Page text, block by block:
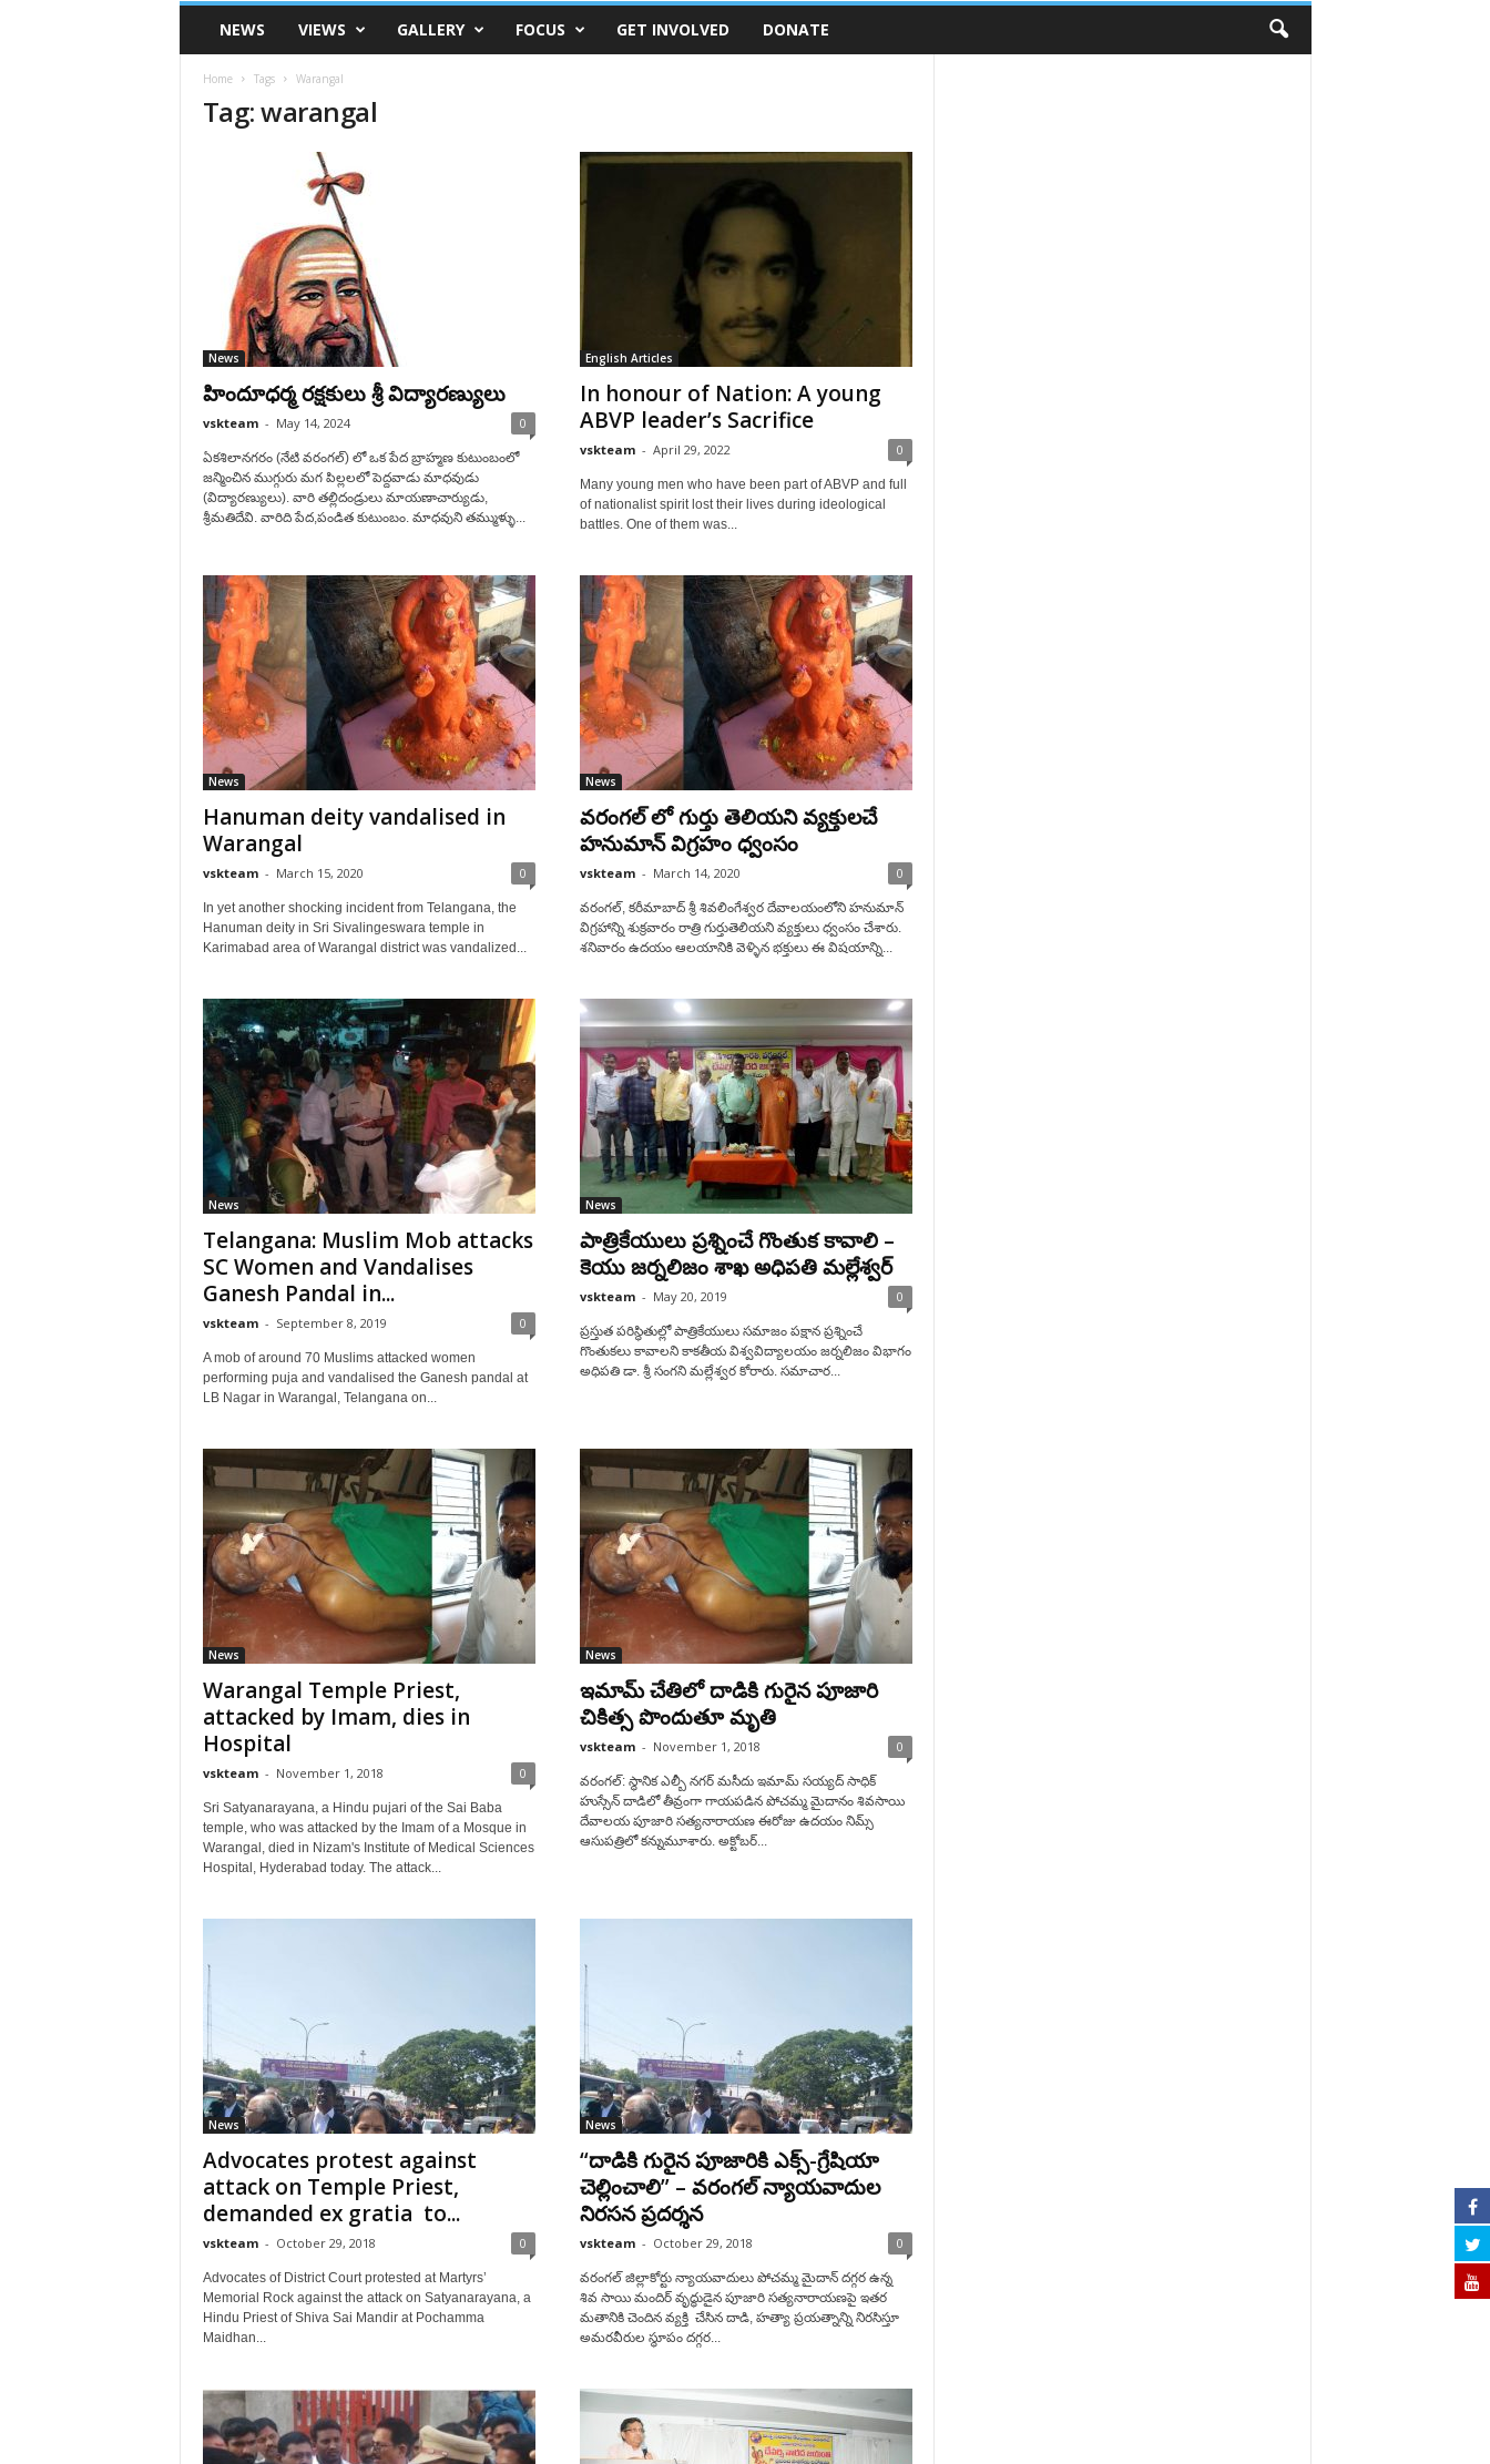
VSK
TelanganaNEWS VIEWS GALLERY FOCUS GET INVOLVED DONATE
Home Tags Warangal
Tag: warangal
News
హిందూధర్మ రక్షకులు శ్రీ విద్యారణ్యులు
vskteam - May 14, 2024 0
ఏకశిలానగరం (నేటి వరంగల్‌) లో ఒక పేద బ్రాహ్మణ కుటుంబంలో
జన్మించిన ముగ్గురు మగ పిల్లలలో పెద్దవాడు మాధవుడు
(విద్యారణ్యులు). వారి తల్లిదండ్రులు మాయణాచార్యుడు,
శ్రీమతిదేవి. వారిది పేద,పండిత కుటుంబం. మాధవుని తమ్ముళ్ళు...
English Articles
In honour of Nation: A young
ABVP leader’s Sacrifice
vskteam - April 29, 2022 0
Many young men who have been part of ABVP and full
of nationalist spirit lost their lives during ideological
battles. One of them was...
News
Hanuman deity vandalised in
Warangal
vskteam - March 15, 2020 0
In yet another shocking incident from Telangana, the
Hanuman deity in Sri Sivalingeswara temple in
Karimabad area of Warangal district was vandalized...
News
వరంగల్ లో గుర్తు తెలియని వ్యక్తులచే
హనుమాన్ విగ్రహం ధ్వంసం
vskteam - March 14, 2020 0
వరంగల్, కరీమాబాద్ శ్రీ శివలింగేశ్వర దేవాలయంలోని హనుమాన్
విగ్రహాన్ని శుక్రవారం రాత్రి గుర్తుతెలియని వ్యక్తులు ధ్వంసం చేశారు.
శనివారం ఉదయం ఆలయానికి వెళ్ళిన భక్తులు ఈ విషయాన్ని...
News
Telangana: Muslim Mob attacks
SC Women and Vandalises
Ganesh Pandal in...
vskteam - September 8, 2019 0
A mob of around 70 Muslims attacked women
performing puja and vandalised the Ganesh pandal at
LB Nagar in Warangal, Telangana on...
News
పాత్రికేయులు ప్రశ్నించే గొంతుక కావాలి –
కెయు జర్నలిజం శాఖ అధిపతి మల్లేశ్వర్
vskteam - May 20, 2019 0
ప్రస్తుత పరిస్థితుల్లో పాత్రికేయులు సమాజం పక్షాన ప్రశ్నించే
గొంతుకలు కావాలని కాకతీయ విశ్వవిద్యాలయం జర్నలిజం విభాగం
అధిపతి డా. శ్రీ సంగని మల్లేశ్వర కోరారు. సమాచార...
News
Warangal Temple Priest,
attacked by Imam, dies in
Hospital
vskteam - November 1, 2018 0
Sri Satyanarayana, a Hindu pujari of the Sai Baba
temple, who was attacked by the Imam of a Mosque in
Warangal, died in Nizam's Institute of Medical Sciences
Hospital, Hyderabad today. The attack...
News
ఇమామ్ చేతిలో దాడికి గురైన పూజారి
చికిత్స పొందుతూ మృతి
vskteam - November 1, 2018 0
వరంగల్: స్థానిక ఎల్బీ నగర్ మసీదు ఇమామ్ సయ్యద్ సాధిక్
హుస్సేన్ దాడిలో తీవ్రంగా గాయపడిన పోచమ్మ మైదానం శివసాయి
దేవాలయ పూజారి సత్యనారాయణ ఈరోజు ఉదయం నిమ్స్
ఆసుపత్రిలో కన్నుమూశారు. అక్టోబర్...
News
Advocates protest against
attack on Temple Priest,
demanded ex gratia to...
vskteam - October 29, 2018 0
Advocates of District Court protested at Martyrs’
Memorial Rock against the attack on Satyanarayana, a
Hindu Priest of Shiva Sai Mandir at Pochamma
Maidhan...
News
“దాడికి గురైన పూజారికి ఎక్స్-గ్రేషియా
చెల్లించాలి” – వరంగల్ న్యాయవాదుల
నిరసన ప్రదర్శన
vskteam - October 29, 2018 0
వరంగల్ జిల్లాకోర్టు న్యాయవాదులు పోచమ్మ మైదాన్ దగ్గర ఉన్న
శివ సాయి మందిర్ వృద్ధుడైన పూజారి సత్యనారాయణపై ఇతర
మతానికి చెందిన వ్యక్తి చేసిన దాడి, హత్యా ప్రయత్నాన్ని నిరసిస్తూ
అమరవీరుల స్థూపం దగ్గర...